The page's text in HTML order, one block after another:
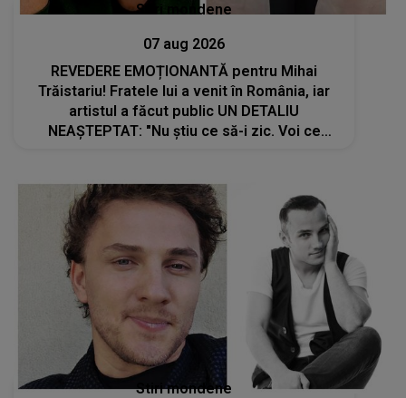
Stiri mondene
07 aug 2026
REVEDERE EMOȚIONANTĂ pentru Mihai
Trăistariu! Fratele lui a venit în România, iar
artistul a făcut public UN DETALIU
NEAȘTEPTAT: "Nu știu ce să-i zic. Voi ce
Stiri mondene